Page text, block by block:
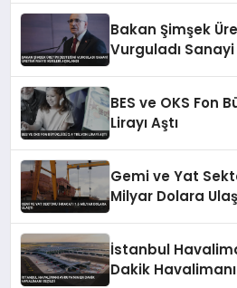
Bakan Şimşek
Vurguladı
BES ve OKS Fon
Lirayı Aştı
Gemi ve Yat
Milyar Dolara
İstanbul
Dakik